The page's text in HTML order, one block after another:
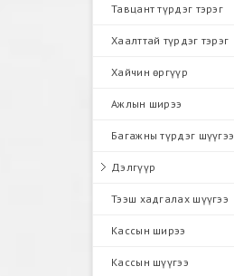
Тавцант түрдэг тэрэг
Хаалттай түрдэг тэрэг
Хайчин өргүүр
Ажлын ширээ
Багажны түрдэг шүүгээ
Дэлгүүр
Тээш хадгалах шүүгээ
Кассын ширээ
Кассын шүүгээ